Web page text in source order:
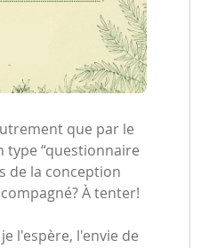
que par le
type “questionnaire
de la conception
À tenter!
l'espère, l'envie de